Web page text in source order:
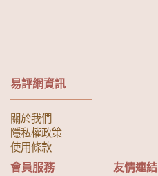
易評網資訊
關於我們
隱私權政策
使用條款
會員服務 友情連結